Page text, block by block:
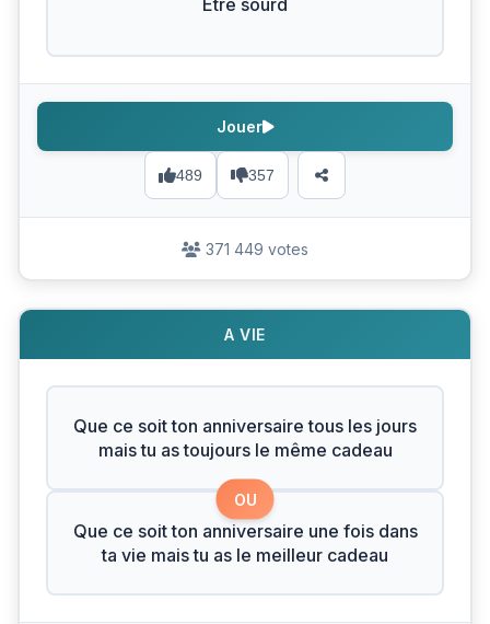
Être sourd
489 357
Jouer
371 449 votes
A VIE
Que ce soit ton anniversaire tous les jours
mais tu as toujours le même cadeau
OU
Que ce soit ton anniversaire une fois dans
ta vie mais tu as le meilleur cadeau